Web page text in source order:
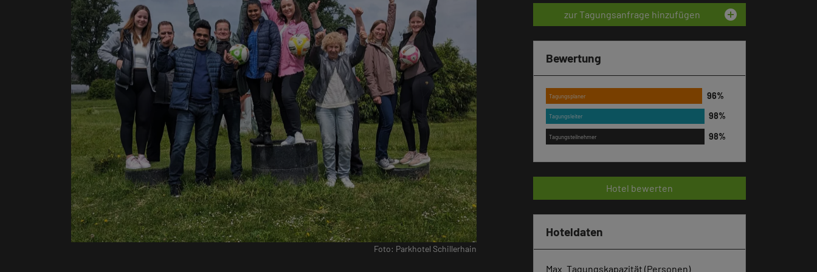
Foto: Parkhotel Schillerhain
zur Tagungsanfrage hinzufügen add_circle
Bewertung
Tagungsplaner
Tagungsleiter
Tagungsteilnehmer
Hotel bewerten
Hoteldaten
Max. Tagungskapazität (Personen)